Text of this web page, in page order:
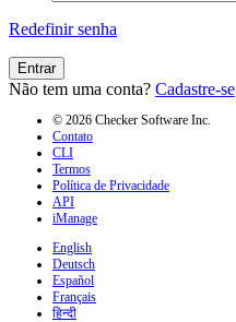
Redefinir senha
Entrar
Não tem uma conta? Cadastre-se
© 2026 Checker Software Inc.
Contato
CLI
Termos
Política de Privacidade
API
iManage
English
Deutsch
Español
Français
हिन्दी